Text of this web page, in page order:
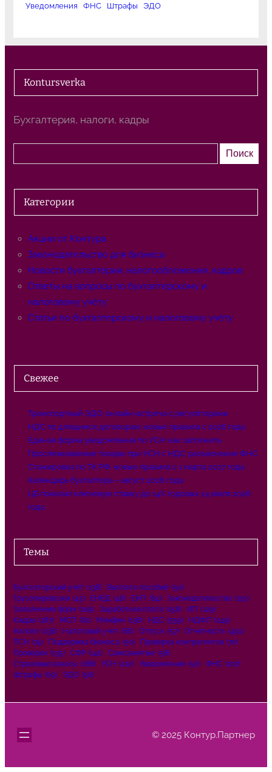
Уведомления
ФНС Штрафы ЭДО
Kontursverka
Бухгалтерия, налоги, кадры
о
к
Поиск
Категории
Акции от Контура
Законодательство для бизнеса
Новости бухгалтерии, налогообложения, кадров
Ответы на вопросы по бухгалтерскому и
налоговому учёту
Статьи по бухгалтерскому и налоговому учёту
Свежее
Транспортный ЭДО: онлайн-встреча с регуляторами
НДС по длящимся договорам: новые правила с 2026 года
Единая форма уведомления по УСН: как заполнить
Прослеживаемые товары при УСН с НДС: разъяснения ФНС
Стажировка по ТК РФ: новые правила с 1 марта 2027 года
Календарь бухгалтера – август 2026 года
ЦБ понизил ключевую ставку до 14% годовых 24 июля 2026
года
Темы
Бухгалтерский учёт (138) Выплата пособий (50)
Грузоперевозки (45) ЕНВД (46) ЕНП (84) Законодательство (115)
Заполнение форм (109) Заработная плата (158) ИП (129)
Кадры (287) МСП (62) Минфин (136) НДС (559) НДФЛ (249)
Налоги (238) Налоговый учет (66) Отпуск (57) Отчетность (491)
ПСН (74) Поддержка бизнеса (50) Проверка контрагентов (70)
Проверки (135) СФР (141) Самозанятые (58)
Страховые взносы (188) УСН (222) Уведомления (50) ФНС (207)
Штрафы (69) ЭДО (56)
© 2025 Контур.Партнер